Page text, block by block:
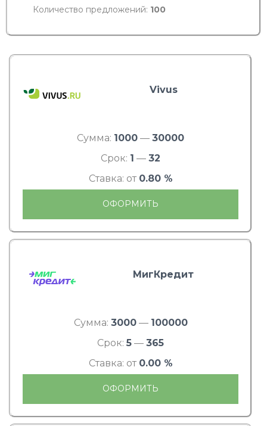
Количество предложений: 100
Vivus
Сумма: 1000 — 30000
Срок: 1 — 32
Ставка: от 0.80 %
ОФОРМИТЬ
МигКредит
Сумма: 3000— 100000
Срок: 5 — 365
Ставка: от 0.00 %
ОФОРМИТЬ